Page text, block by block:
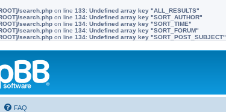
search.php on line 133: Undefined array key "ALL_RESULTS"
search.php on line 134: Undefined array key "SORT_AUTHOR"
search.php on line 134: Undefined array key "SORT_TIME"
search.php on line 134: Undefined array key "SORT_FORUM"
search.php on line 134: Undefined array key "SORT_POST_SUBJECT"
FAQ